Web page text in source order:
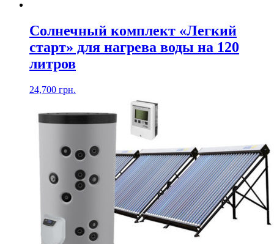
Солнечный комплект «Легкий
старт» для нагрева воды на 120
литров
24,700 грн.